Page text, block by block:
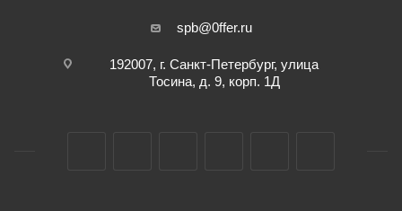
spb@0ffer.ru
192007, г. Санкт-Петербург, улица
Тосина, д. 9, корп. 1Д